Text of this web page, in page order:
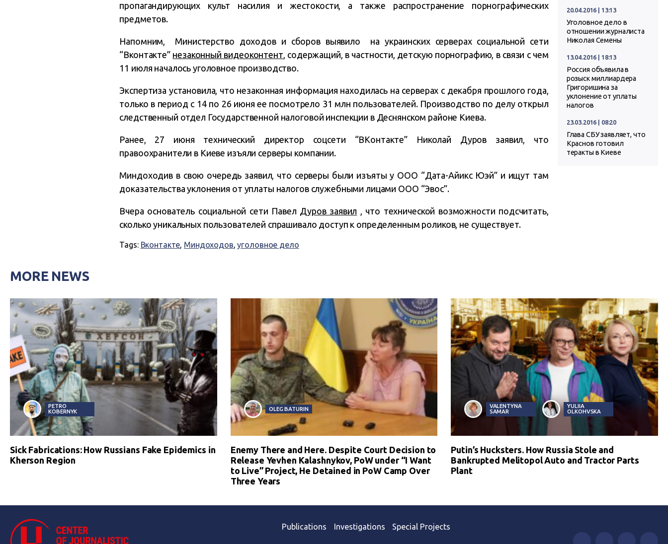
пропагандирующих культ насилия и жестокости, а также распространение порнографических
предметов.
Напомним, Министерство доходов и сборов выявило на украинских серверах социальной сети
“Вконтакте” незаконный видеоконтент, содержащий, в частности, детскую порнографию, в связи с чем
11 июля началось уголовное производство.
Экспертиза установила, что незаконная информация находилась на серверах с декабря прошлого года,
только в период с 14 по 26 июня ее посмотрело 31 млн пользователей. Производство по делу открыл
следственный отдел Государственной налоговой инспекции в Деснянском районе Киева.
Ранее, 27 июня технический директор соцсети “ВКонтакте” Николай Дуров заявил, что
правоохранители в Киеве изъяли серверы компании.
Миндоходив в свою очередь заявил, что серверы были изъяты у ООО “Дата-Айикс Юэй” и ищут там
доказательства уклонения от уплаты налогов служебными лицами ООО “Эвос”.
Вчера основатель социальной сети Павел Дуров заявил , что технической возможности подсчитать,
сколько уникальных пользователей спрашивало доступ к определенным роликов, не существует.
Tags: Вконтакте, Миндоходов,уголовное дело
20.04.2016 | 13:13
Уголовное дело в
отношении журналиста
Николая Семены
13.04.2016 | 18:13
Россия объявила в
розыск миллиардера
Григоришина за
уклонение от уплаты
налогов
23.03.2016 | 08:20
Глава СБУ заявляет, что
Краснов готовил
теракты в Киеве
MORE NEWS
PETRO
KOBERNYK
Sick Fabrications: How Russians Fake Epidemics in
Kherson Region
OLEG BATURIN
Enemy There and Here. Despite Court Decision to
Release Yevhen Kalashnykov, PoW under “I Want
to Live” Project, He Detained in PoW Camp Over
Three Years
VALENTYNA
SAMAR
YULIIA
OLKOHVSKA
Putin’s Hucksters. How Russia Stole and
Bankrupted Melitopol Auto and Tractor Parts
Plant
Publications Investigations Special Projects